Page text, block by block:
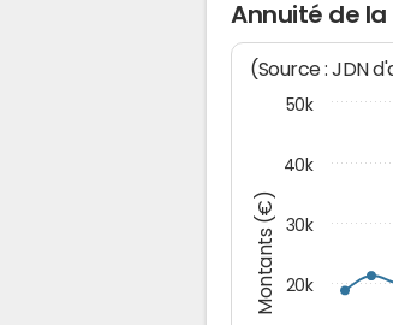
Annuité de
Montants (€)
(Source : JDN
20k
30k
40k
50k